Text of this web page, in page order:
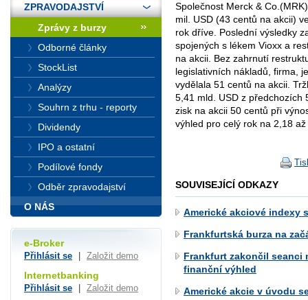
Společnost Merck &
mil. USD (43 centů na akcii)
rok dříve. Poslední výsledky
spojených s lékem Vioxx a
na akcii. Bez zahrnutí
legislativních nákladů, firma,
vydělala 51 centů na akcii.
5,41 mld. USD z předchozích
zisk na akcii 50 centů při
výhled pro celý rok na 2,18
SOUVISEJÍCÍ ODKAZY
Americké akciové indexy
Frankfurtská burza na
Frankfurt zakončil seanci
finanční výhled
Americké akcie v úvodu
ZPRAVODAJSTVÍ
Zprávy z burzy
Odborné články
StockList
Analýzy
Souhrn z trhu - reporty
Dividendy
IPO a ostatní
Podílové fondy
Odběr zpravodajství
O NÁS
e-Broker
Přihlásit se Založit demo
Internetbanking
Přihlásit se Založit demo